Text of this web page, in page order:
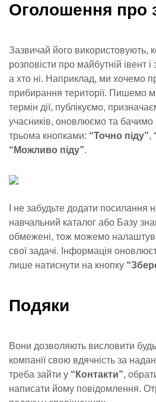
Оголошення про
Зазвичай його використовують,
розповісти про майбутній івент
а хто ні. Наприклад, ми хочемо
прибирання території. Пишемо
термін дії, публікуємо,
учасників, оновлюємо та
трьома кнопками: “Точно піду”,
“Можливо піду”.
І не забудьте додати посилання
навчальний каталог або Базу
обмежені, тож можемо
свої задачі. Інформація
лише натиснути на кнопку
Подяки
Вони дозволяють висловити
компанії свою вдячність за
треба зайти у “Контакти”,
написати йому повідомлення.